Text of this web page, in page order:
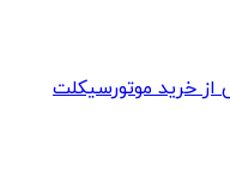
خرید موتورسیکلت